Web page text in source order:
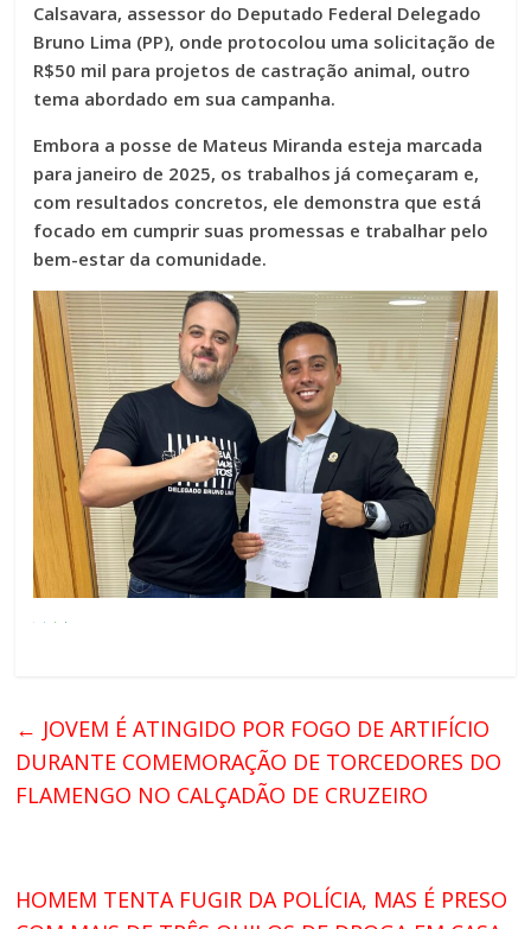
Calsavara, assessor do Deputado Federal Delegado
Bruno Lima (PP), onde protocolou uma solicitação de
R$50 mil para projetos de castração animal, outro
tema abordado em sua campanha.
Embora a posse de Mateus Miranda esteja marcada
para janeiro de 2025, os trabalhos já começaram e,
com resultados concretos, ele demonstra que está
focado em cumprir suas promessas e trabalhar pelo
bem-estar da comunidade.
← JOVEM É ATINGIDO POR FOGO DE ARTIFÍCIO
DURANTE COMEMORAÇÃO DE TORCEDORES DO
FLAMENGO NO CALÇADÃO DE CRUZEIRO
HOMEM TENTA FUGIR DA POLÍCIA, MAS É PRESO